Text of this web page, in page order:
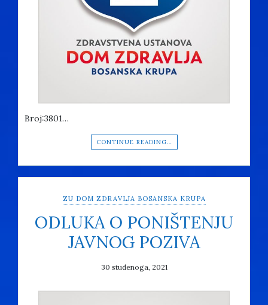
Broj:3801…
CONTINUE READING…
ZU DOM ZDRAVLJA BOSANSKA KRUPA
ODLUKA O PONIŠTENJU
JAVNOG POZIVA
30 studenoga, 2021